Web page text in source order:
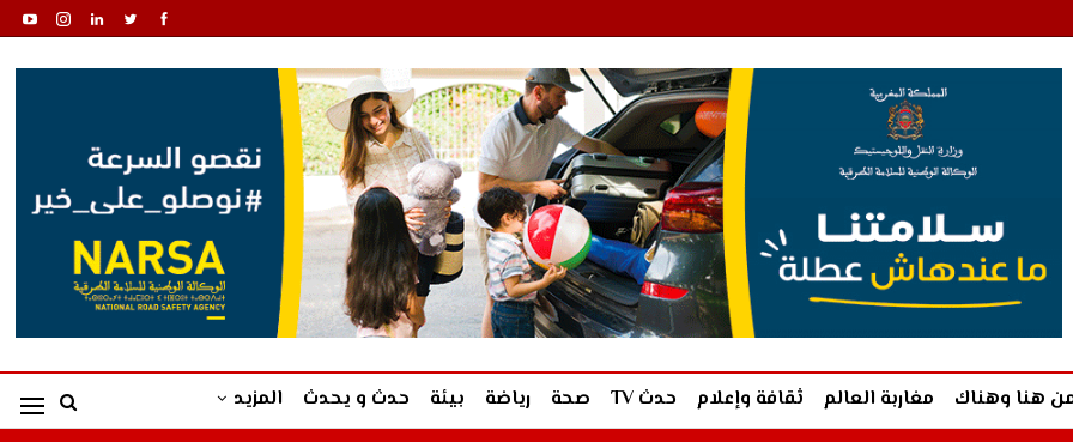
هنا وهناك مغاربة العالم ثقافة وإعلام حدث TV صحة رياضة بيئة حدث و يحدث المزيد